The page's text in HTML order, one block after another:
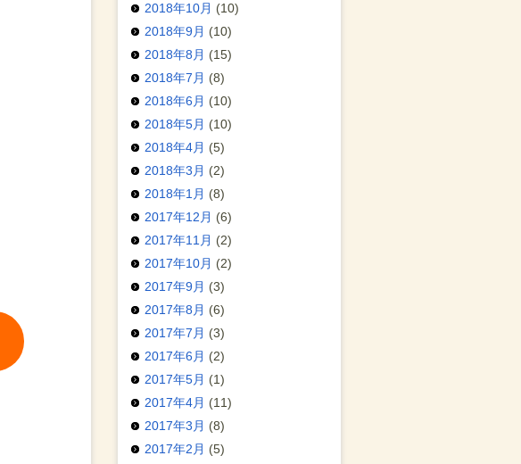
2018年10月 (10)
2018年9月 (10)
2018年8月 (15)
2018年7月 (8)
2018年6月 (10)
2018年5月 (10)
2018年4月 (5)
2018年3月 (2)
2018年1月 (8)
2017年12月 (6)
2017年11月 (2)
2017年10月 (2)
2017年9月 (3)
2017年8月 (6)
2017年7月 (3)
2017年6月 (2)
2017年5月 (1)
2017年4月 (11)
2017年3月 (8)
2017年2月 (5)